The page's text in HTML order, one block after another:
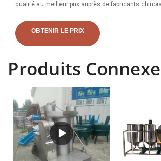
qualité au meilleur prix auprès de fabricants
et
OBTENIR LE PRIX
Produits